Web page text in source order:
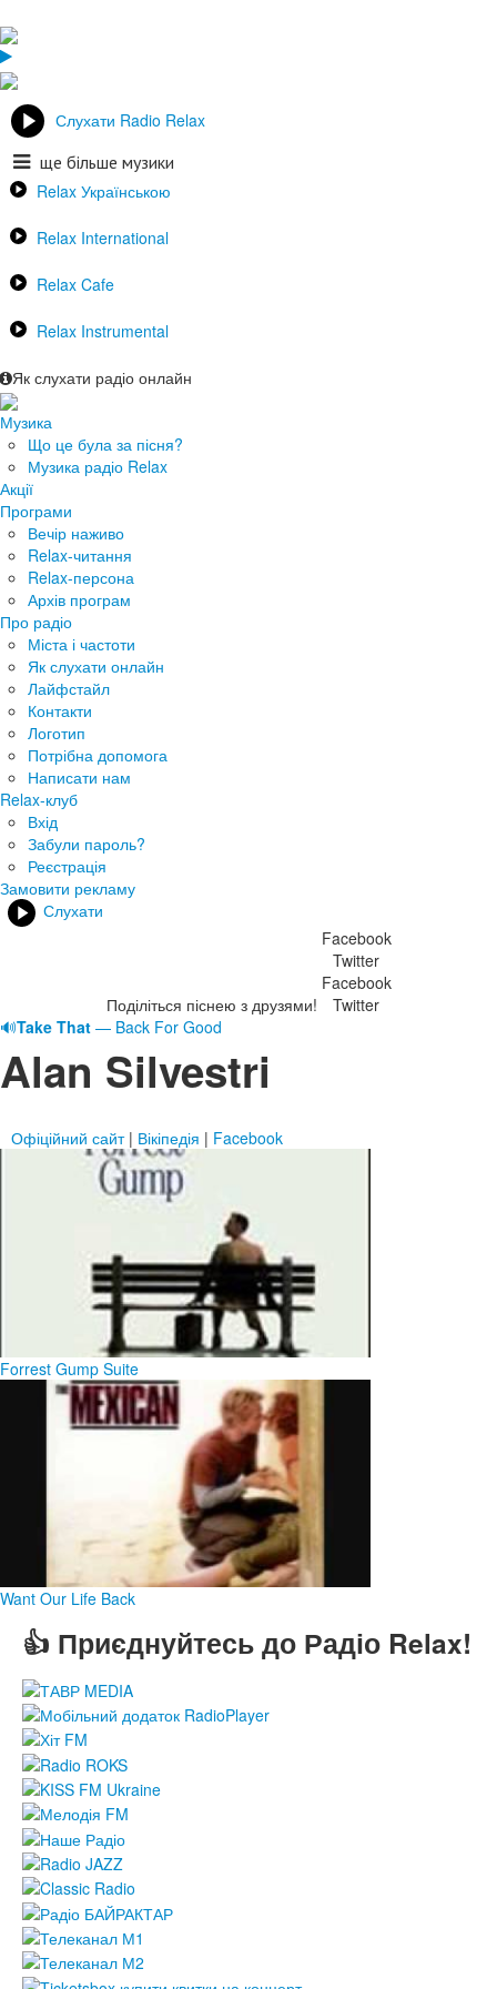
Слухати Radio Relax
ще більше музики
Relax Українською
Relax International
Relax Cafe
Relax Instrumental
Як слухати радіо онлайн
Музика
Що це була за пісня?
Музика радіо Relax
Акції
Програми
Вечір наживо
Relax-читання
Relax-персона
Архів програм
Про радіо
Міста і частоти
Як слухати онлайн
Лайфстайл
Контакти
Логотип
Потрібна допомога
Написати нам
Relax-клуб
Вхід
Забули пароль?
Реєстрація
Замовити рекламу
Слухати
Поділіться піснею з друзями!
Facebook
Twitter
Facebook
Twitter
🔊Take That — Back For Good
Alan Silvestri
Офіційний сайт| Вікіпедія | Facebook
Forrest Gump Suite
Want Our Life Back
👍 Приєднуйтесь до Радіо Relax!